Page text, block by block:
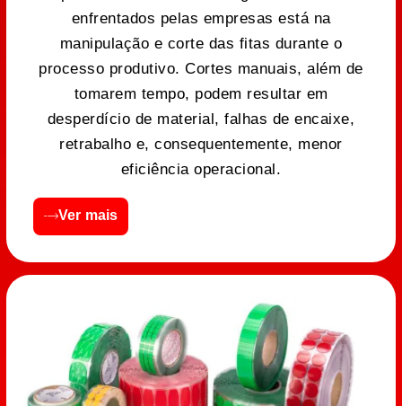
enfrentados pelas empresas está na
manipulação e corte das fitas durante o
processo produtivo. Cortes manuais, além de
tomarem tempo, podem resultar em
desperdício de material, falhas de encaixe,
retrabalho e, consequentemente, menor
eficiência operacional.
Ver mais